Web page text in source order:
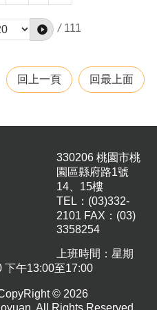
/ 111
回上一頁 回最上面
330206 桃園市桃
園區縣府路1號
14、15樓
TEL：(03)332-
2101 FAX：(03)
3358254
上班時間：星期
下午13:00至17:00
© 2026
All Rights Reserved.